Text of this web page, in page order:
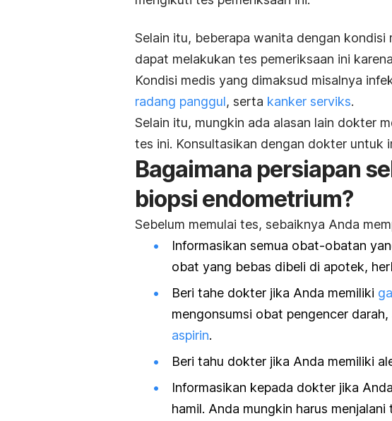
Selain itu, beberapa wanita dengan
dapat melakukan tes pemeriksaan ini
Kondisi medis yang dimaksud misalnya
radang panggul, serta kanker serviks.
Selain itu, mungkin ada alasan lain dokter
tes ini. Konsultasikan dengan dokter untuk
Bagaimana persiapan
biopsi endometrium?
Sebelum memulai tes, sebaiknya Anda
Informasikan semua obat-obatan
obat yang bebas dibeli di apotek,
Beri tahe dokter jika Anda memiliki
mengonsumsi obat pengencer
aspirin.
Beri tahu dokter jika Anda memiliki
Informasikan kepada dokter jika
hamil. Anda mungkin harus